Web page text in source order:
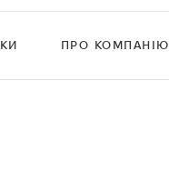
ПРО КОМПАНІЮ